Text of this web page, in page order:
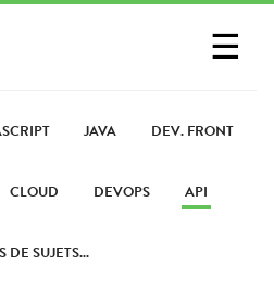
☰
UN LIENJAVA DEV. FRONT
CLOUD DEVOPS API
DE SUJETS...